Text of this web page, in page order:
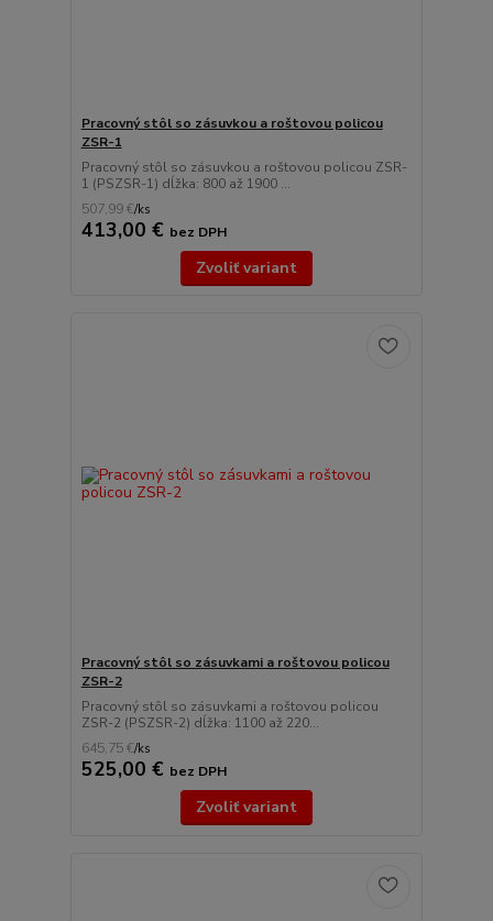
Pracovný stôl so zásuvkou a roštovou policou
ZSR-1
Pracovný stôl so zásuvkou a roštovou policou ZSR-
1 (PSZSR-1) dĺžka: 800 až 1900 ...
507,99 €/ks
413,00 € bez DPH
Zvoliť variant
Pracovný stôl so zásuvkami a roštovou policou
ZSR-2
Pracovný stôl so zásuvkami a roštovou policou
ZSR-2 (PSZSR-2) dĺžka: 1100 až 220...
645,75 €/ks
525,00 € bez DPH
Zvoliť variant